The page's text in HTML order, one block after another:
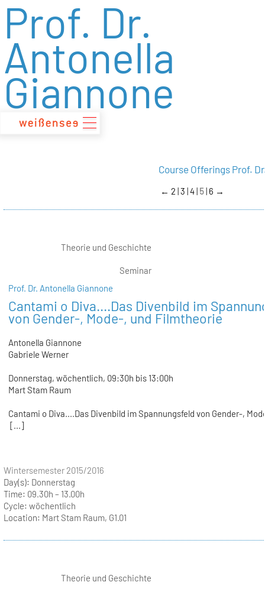
Prof. Dr.
Antonella
Giannone
Course Offerings Prof.
←2 3 4 5 6 →
Theorie und Geschichte
Seminar
Prof. Dr. Antonella Giannone
Cantami o Diva....Das Divenbild im
von Gender-, Mode-, und Filmtheorie
Antonella Giannone
Gabriele Werner
Donnerstag, wöchentlich, 09:30h bis 13:00h
Mart Stam Raum
Cantami o Diva....Das Divenbild im Spannungsfeld von Gender-,
[...]
Wintersemester 2015/2016
Day(s): Donnerstag
Time: 09.30h – 13.00h
Cycle: wöchentlich
Location: Mart Stam Raum, G1.01
Theorie und Geschichte